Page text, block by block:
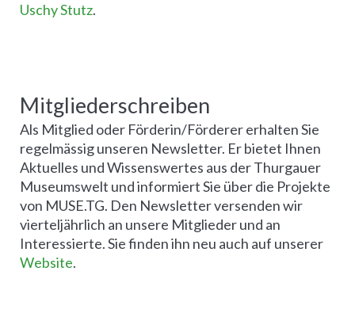
Uschy Stutz.
Mitgliederschreiben
Als Mitglied oder Förderin/Förderer erhalten Sie
regelmässig unseren Newsletter. Er bietet Ihnen
Aktuelles und Wissenswertes aus der Thurgauer
Museumswelt und informiert Sie über die Projekte
von MUSE.TG. Den Newsletter versenden wir
vierteljährlich an unsere Mitglieder und an
Interessierte. Sie finden ihn neu auch auf unserer
Website.